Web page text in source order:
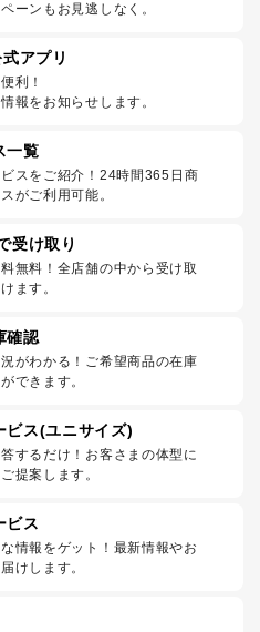
ーンもお見逃しなく。
アプリ
利！
報をお知らせします。
一覧
スをご紹介！24時間365日商
がご利用可能。
受け取り
無料！全店舗の中から受け取
ます。
確認
がわかる！ご希望商品の在庫
できます。
ビス(ユニサイズ)
するだけ！お客さまの体型に
提案します。
ビス
情報をゲット！最新情報やお
けします。